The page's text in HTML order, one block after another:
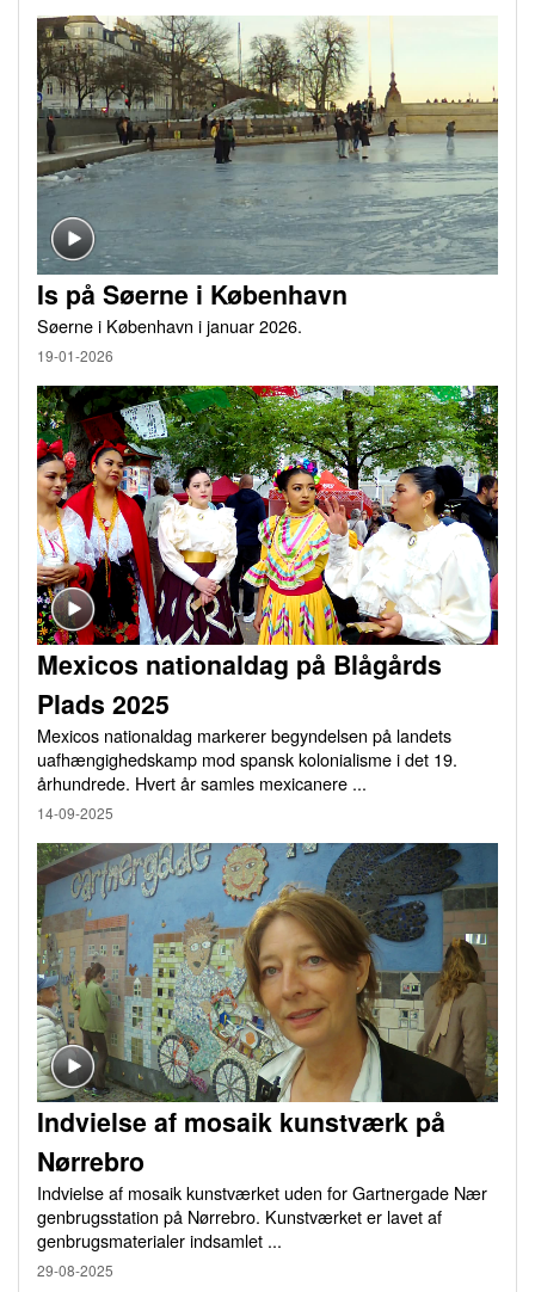
Is på Søerne i København
Søerne i København i januar 2026.
19-01-2026
Mexicos nationaldag på Blågårds
Plads 2025
Mexicos nationaldag markerer begyndelsen på landets
uafhængighedskamp mod spansk kolonialisme i det 19.
århundrede. Hvert år samles mexicanere ...
14-09-2025
Indvielse af mosaik kunstværk på
Nørrebro
Indvielse af mosaik kunstværket uden for Gartnergade Nær
genbrugsstation på Nørrebro. Kunstværket er lavet af
genbrugsmaterialer indsamlet ...
29-08-2025